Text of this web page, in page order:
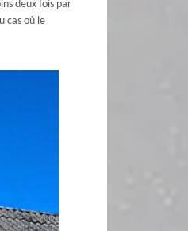
deux fois par
cas où le